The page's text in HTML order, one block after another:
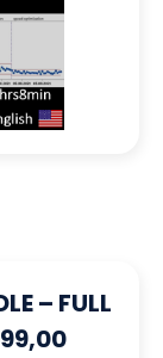
– FULL